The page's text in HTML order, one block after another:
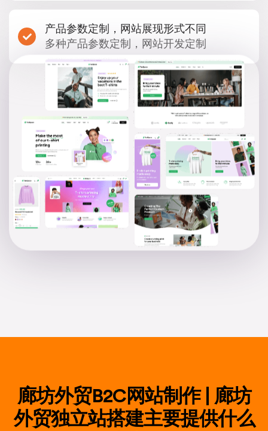
产品参数定制，网站展现形式不同
多种产品参数定制，网站开发定制
廊坊外贸B2C网站制作 | 廊坊
外贸独立站搭建主要提供什么